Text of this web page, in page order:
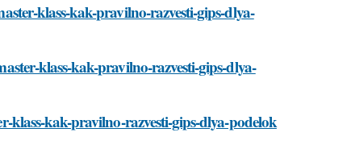
klass-kak-pravilno-razvesti-gips-dlya-
klass-kak-pravilno-razvesti-gips-dlya-
klass-kak-pravilno-razvesti-gips-dlya-podelok